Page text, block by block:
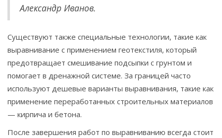
Александр Иванов.
Существуют также специальные технологии, такие как
выравнивание с применением геотекстиля, который
предотвращает смешивание подсыпки с грунтом и
помогает в дренажной системе. За границей часто
используют дешевые варианты выравнивания, такие как
применение переработанных строительных материалов
— кирпича и бетона.
После завершения работ по выравниванию всегда стоит